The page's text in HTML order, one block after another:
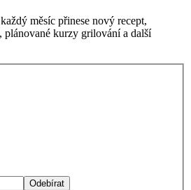
měsíc přinese nový recept,
kurzy grilování a další
Odebírat